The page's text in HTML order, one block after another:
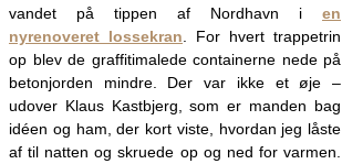
vandet på tippen af Nordhavn i en
nyrenoveret lossekran . For hvert trappetrin
op blev de graffitimalede containerne nede på
betonjorden mindre. Der var ikke et øje –
udover Klaus Kastbjerg, som er manden bag
idéen og ham, der kort viste, hvordan jeg låste
af til natten og skruede op og ned for varmen.